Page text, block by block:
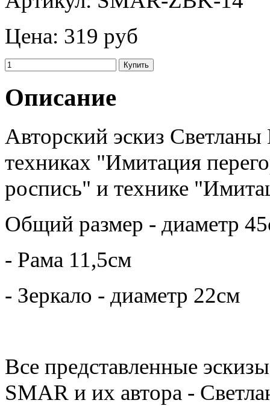
Цена: 319 руб
Описание
Авторский эскиз
техниках "Имитация
роспись" и технике
Общий размер - диаметр
- Рама 11,5см
- Зеркало - диаметр 22см
Все представленные
SMAR и их автора -